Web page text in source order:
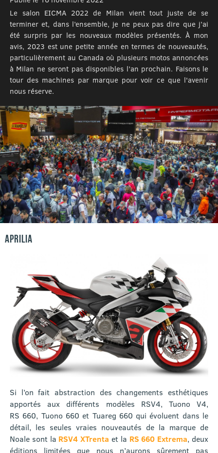
Le salon EICMA 2022 de Milan vient tout juste de se
terminer et, dans l’ensemble, je ne peux pas dire que j’ai
été surpris par les nouveaux modèles présentés. À mon
avis, 2023 est une petite année en termes de nouveautés,
particulièrement au Canada où plusieurs motos annoncées
à Milan ne seront pas disponibles l’an prochain. Faisons le
tour des machines par marque pour voir ce que l'avenir
nous réserve.
APRILIA
Si l’on fait abstraction des changements esthétiques
apportés aux différents modèles RSV4, Tuono V4,
RS 660, Tuono 660 et Tuareg 660 qui évoluent dans le
détail, les seules vraies nouveautés de la marque de
Noale sont la RSV4 XTrenta et la RS 660 Extrema, deux
éditions limitées que nous n’aurons sûrement pas